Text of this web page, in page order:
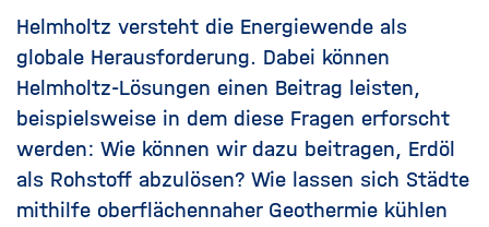
Helmholtz versteht die Energiewende als
globale Herausforderung. Dabei können
Helmholtz-Lösungen einen Beitrag leisten,
beispielsweise in dem diese Fragen erforscht
werden: Wie können wir dazu beitragen, Erdöl
als Rohstoff abzulösen? Wie lassen sich Städte
mithilfe oberflächennaher Geothermie kühlen